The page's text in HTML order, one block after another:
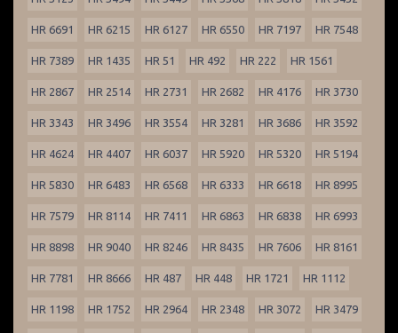
HR 6691 HR 6215 HR 6127 HR 6550 HR 7197 HR 7548
HR 7389 HR 1435 HR 51 HR 492 HR 222 HR 1561
HR 2867 HR 2514 HR 2731 HR 2682 HR 4176 HR 3730
HR 3343 HR 3496 HR 3554 HR 3281 HR 3686 HR 3592
HR 4624 HR 4407 HR 6037 HR 5920 HR 5320 HR 5194
HR 5830 HR 6483 HR 6568 HR 6333 HR 6618 HR 8995
HR 7579 HR 8114 HR 7411 HR 6863 HR 6838 HR 6993
HR 8898 HR 9040 HR 8246 HR 8435 HR 7606 HR 8161
HR 7781 HR 8666 HR 487 HR 448 HR 1721 HR 1112
HR 1198 HR 1752 HR 2964 HR 2348 HR 3072 HR 3479